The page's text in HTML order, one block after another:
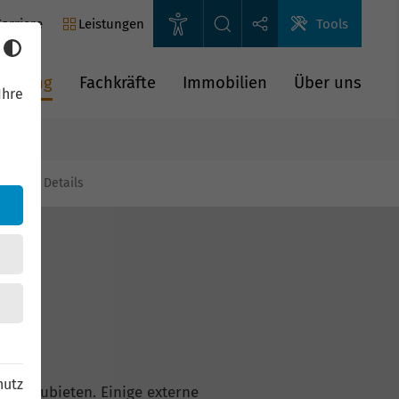
Leistungen Tools
Fachkräfte Immobilien Über uns
Details
anzubieten. Einige externe